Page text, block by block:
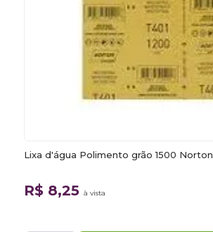
Lixa d'água Polimento grão 1500 Norton
R$ 8,25 à vista